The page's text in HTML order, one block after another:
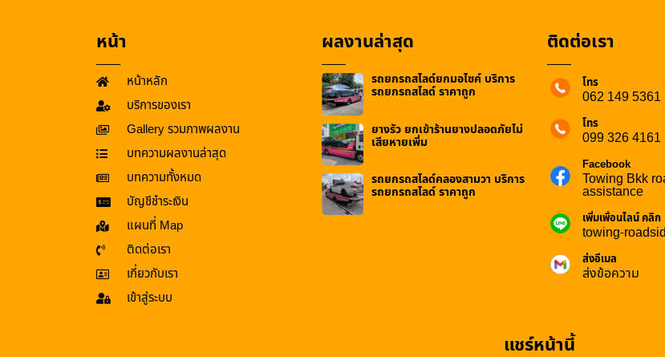
หน้า
หน้าหลัก
บริการของเรา
Gallery รวมภาพผลงาน
บทความผลงานล่าสุด
บทความทั้งหมด
บัญชีชำระเงิน
แผนที่ Map
ติดต่อเรา
เกี่ยวกับเรา
เข้าสู่ระบบ
ผลงานล่าสุด
รถยกรถสไลด์ยกมอไซค์ บริการ
รถยกรถสไลด์ ราคาถูก
ยางรั่ว ยกเข้าร้านยางปลอดภัยไม่
เสียหายเพิ่ม
รถยกรถสไลด์คลองสามวา บริการ
รถยกรถสไลด์ ราคาถูก
ติดต่อเรา
โทร
062 149 5361
โทร
099 326 4161
Facebook
Towing Bkk
assistance
เพิ่มเพื่อนไลน์ คลิก
towing-
ส่งอีเมล
ส่งข้อความ
แชร์หน้านี้